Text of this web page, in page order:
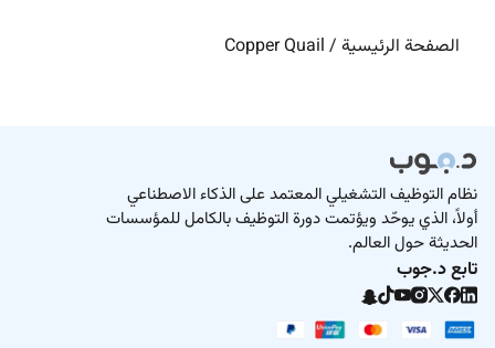
الصفحة الرئيسية /
Copper Quail
نظام التوظيف التشغيلي المعتمد على الذكاء الاصطناعي
أولاً، الذي يوحّد ويؤتمت دورة التوظيف بالكامل للمؤسسات
الحديثة حول العالم.
تابع د.جوب